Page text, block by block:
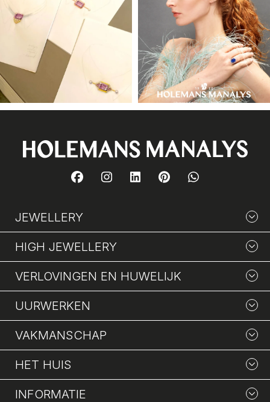
JEWELLERY
HIGH JEWELLERY
VERLOVINGEN EN HUWELIJK
UURWERKEN
VAKMANSCHAP
HET HUIS
INFORMATIE